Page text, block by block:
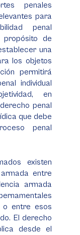
penales
para
penal
propósito de
una
los objetos
permitirá
individual
en
penal
que debe
penal
existen
entre
armada
o entre esos
El derecho
desde el